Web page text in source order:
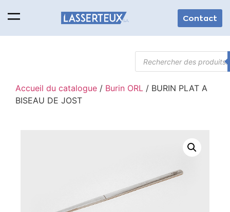
Contact
Accueil du catalogue / Burin ORL / BURIN PLAT A
BISEAU DE JOST